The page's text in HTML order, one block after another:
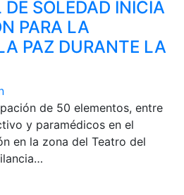
SOLEDAD INICIA
PARA LA
PAZ DURANTE LA
de 50 elementos, entre
y paramédicos en el
en la zona del Teatro del